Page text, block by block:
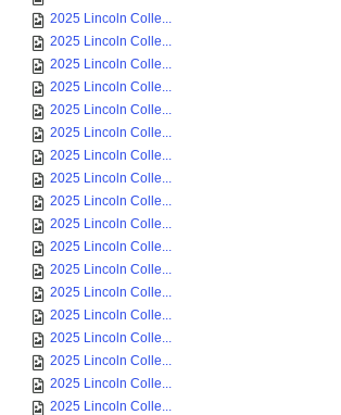
2025 Lincoln Colle...
2025 Lincoln Colle...
2025 Lincoln Colle...
2025 Lincoln Colle...
2025 Lincoln Colle...
2025 Lincoln Colle...
2025 Lincoln Colle...
2025 Lincoln Colle...
2025 Lincoln Colle...
2025 Lincoln Colle...
2025 Lincoln Colle...
2025 Lincoln Colle...
2025 Lincoln Colle...
2025 Lincoln Colle...
2025 Lincoln Colle...
2025 Lincoln Colle...
2025 Lincoln Colle...
2025 Lincoln Colle...